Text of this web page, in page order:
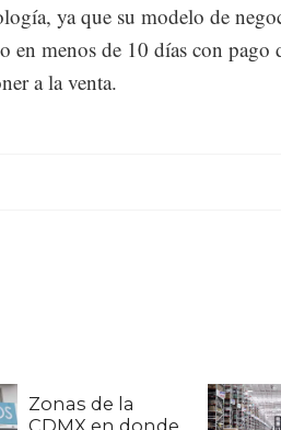
ya que su modelo de
menos de 10 días con pago
a la venta.
Zonas de la
CDMX en donde